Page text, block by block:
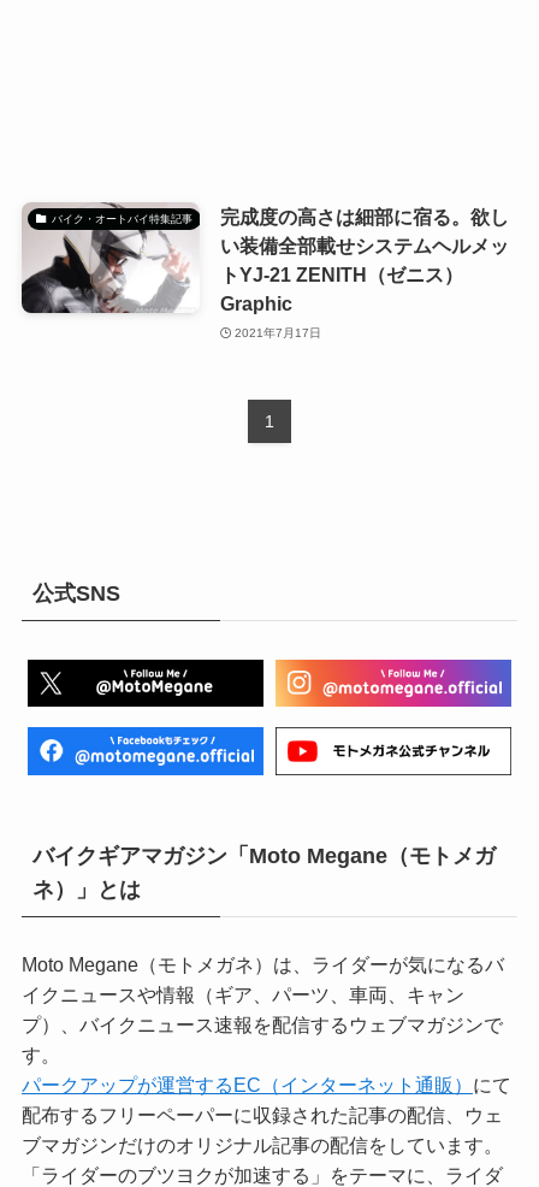
バイク・オートバイ特集記事
完成度の高さは細部に宿る。欲し
い装備全部載せシステムヘルメッ
トYJ-21 ZENITH（ゼニス）
Graphic
2021年7月17日
1
公式SNS
バイクギアマガジン「Moto Megane（モトメガ
ネ）」とは
Moto Megane（モトメガネ）は、ライダーが気になるバ
イクニュースや情報（ギア、パーツ、車両、キャン
プ）、バイクニュース速報を配信するウェブマガジンで
す。
パークアップが運営するEC（インターネット通販） にて
配布するフリーペーパーに収録された記事の配信、ウェ
ブマガジンだけのオリジナル記事の配信をしています。
「ライダーのブツヨクが加速する」をテーマに、ライダ